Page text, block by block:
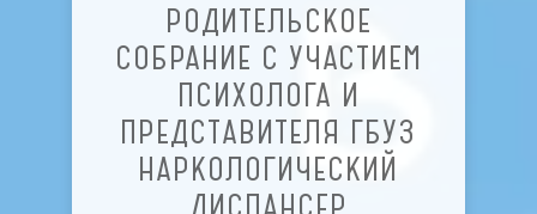
РОДИТЕЛЬСКОЕ
СОБРАНИЕ С УЧАСТИЕМ
ПСИХОЛОГА И
ПРЕДСТАВИТЕЛЯ ГБУЗ
НАРКОЛОГИЧЕСКИЙ